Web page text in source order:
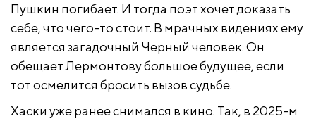
Пушкин погибает. И тогда поэт хочет доказать
себе, что чего-то стоит. В мрачных видениях ему
является загадочный Черный человек. Он
обещает Лермонтову большое будущее, если
тот осмелится бросить вызов судьбе.
Хаски уже ранее снимался в кино. Так, в 2025-м